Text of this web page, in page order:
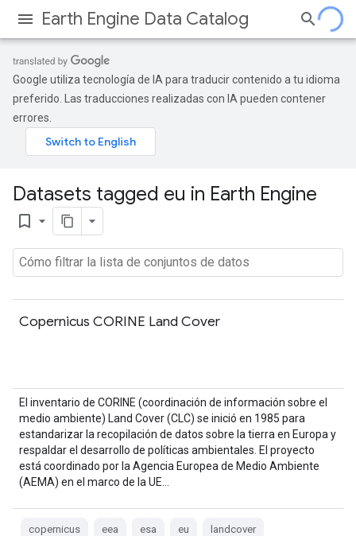
Earth Engine Data Catalog
Google utiliza tecnología de IA para traducir contenido a tu idioma
preferido. Las traducciones realizadas con IA pueden contener
errores.
Datasets tagged eu in Earth Engine
bookmark_border
Copernicus CORINE Land Cover
El inventario de CORINE (coordinación de información sobre el
medio ambiente) Land Cover (CLC) se inició en 1985 para
estandarizar la recopilación de datos sobre la tierra en Europa y
respaldar el desarrollo de políticas ambientales. El proyecto
está coordinado por la Agencia Europea de Medio Ambiente
(AEMA) en el marco de la UE…
copernicus eea esa eu landcover